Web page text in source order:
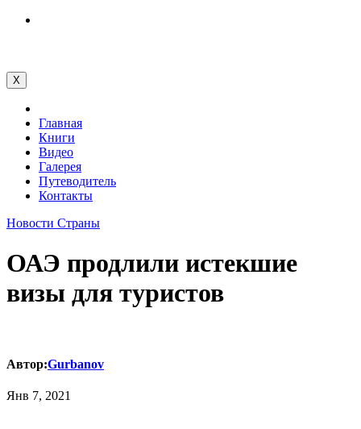
Перейти
X
Главная
Книги
Видео
Галерея
Путеводитель
Контакты
Новости Страны
ОАЭ продлили истекшие
визы для туристов
Автор:Gurbanov
Янв 7, 2021